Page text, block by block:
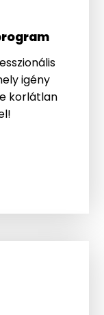
igény
korlátlan